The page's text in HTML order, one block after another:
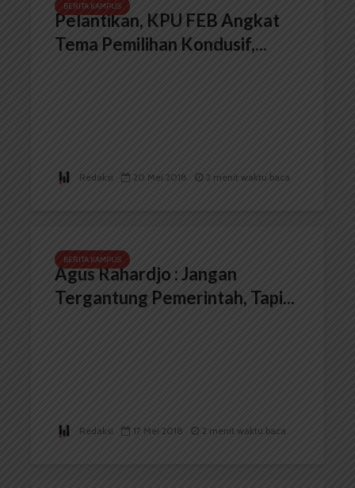
BERITA KAMPUS
Pelantikan, KPU FEB Angkat
Tema Pemilihan Kondusif,...
Redaksi 20 Mei 2018 2 menit waktu baca
BERITA KAMPUS
Agus Rahardjo : Jangan
Tergantung Pemerintah, Tapi...
Redaksi 17 Mei 2018 2 menit waktu baca